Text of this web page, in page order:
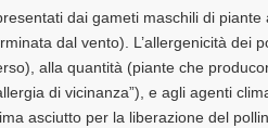
dai gameti maschili di
dal vento). L’allergenicità dei
alla quantità (piante che
di vicinanza”), e agli agenti
asciutto per la liberazione del